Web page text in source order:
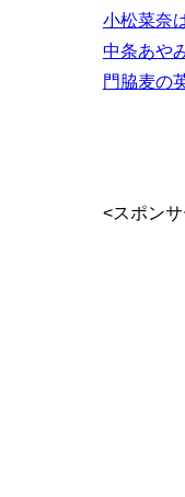
小松菜奈
中条あや
門脇麦の
<スポン